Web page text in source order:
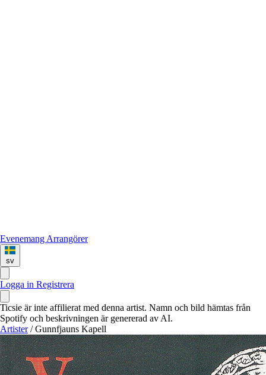
Evenemang Arrangörer
sv
Logga in Registrera
Ticsie är inte affilierat med denna artist. Namn och bild hämtas från
Spotify och beskrivningen är genererad av AI.
Artister / Gunnfjauns Kapell